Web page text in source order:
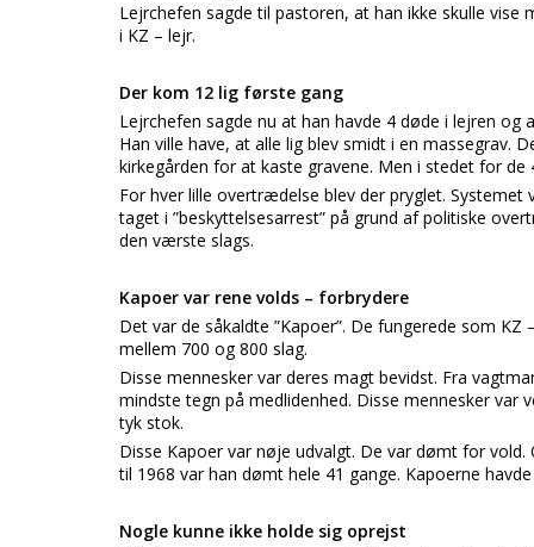
Lejrchefen sagde til pastoren, at han ikke skulle
i KZ – lejr.
Der kom 12 lig første gang
Lejrchefen sagde nu at han havde 4 døde i lejren
Han ville have, at alle lig blev smidt i en
kirkegården for at kaste gravene. Men i stedet for de
For hver lille overtrædelse blev der pryglet.
taget i ”beskyttelsesarrest” på grund af politiske
den værste slags.
Kapoer var rene volds – forbrydere
Det var de såkaldte ”Kapoer”. De fungerede som
mellem 700 og 800 slag.
Disse mennesker var deres magt bevidst. Fra
mindste tegn på medlidenhed. Disse mennesker
tyk stok.
Disse Kapoer var nøje udvalgt. De var dømt for
til 1968 var han dømt hele 41 gange. Kapoerne
Nogle kunne ikke holde sig oprejst